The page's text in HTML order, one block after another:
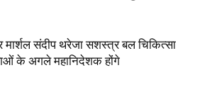
मार्शल संदीप थरेजा सशस्त्र बल चिकित्सा
के अगले महानिदेशक होंगे